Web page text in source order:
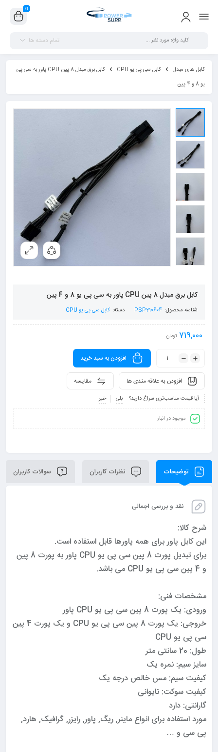
0
تمام دسته ها
کابل های مبدل کابل سی پی یو CPU
کابل برق مبدل 8 پین CPU پاور به سی پی
یو 8 و 4 پین
کابل برق مبدل 8 پین CPU پاور به سی پی یو 8 و 4 پین
شناسه محصول: PSP210604 دسته: کابل سی پی یو CPU
719,000 تومان
افزودن به سبد خرید
مقایسه افزودن به علاقه مندی ها
آیا قیمت مناسب‌تری سراغ دارید؟ بلی خیر
موجود در انبار
توضیحات نظرات کاربران سوالات کاربران
نقد و بررسی اجمالی
شرح کالا:
این کابل پاور برای همه پاورها قابل استفاده است.
برای تبدیل پورت 8 پین سی پی یو CPU پاور به پورت 8 پین
و 4 پین سی پی یو CPU می باشد.
مشخصات فنی:
ورودی: یک پورت 8 پین سی پی یو CPU پاور
خروجی: یک پورت 8 پین سی پی یو CPU و یک پورت 4 پین
سی پی یو CPU
طول: 20 سانتی متر
سایز سیم: نمره یک
کیفیت سیم: مس خالص درجه یک
کیفیت سوکت: تایوانی
گارانتی: دارد
مورد استفاده برای انواع ماینر, ریگ, پاور, رایزر, گرافیک, هارد,
پی سی و …